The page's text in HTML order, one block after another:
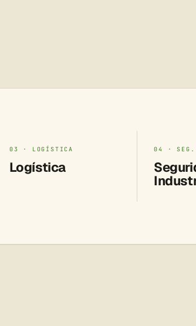
03 · LOGÍSTICA
Logística
04 ·